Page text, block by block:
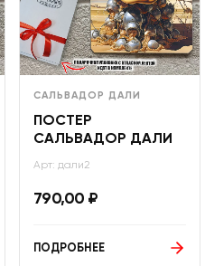
САЛЬВАДОР ДАЛИ
ПОСТЕР
САЛЬВАДОР ДАЛИ
Арт: дали2
790,00 ₽
ПОДРОБНЕЕ